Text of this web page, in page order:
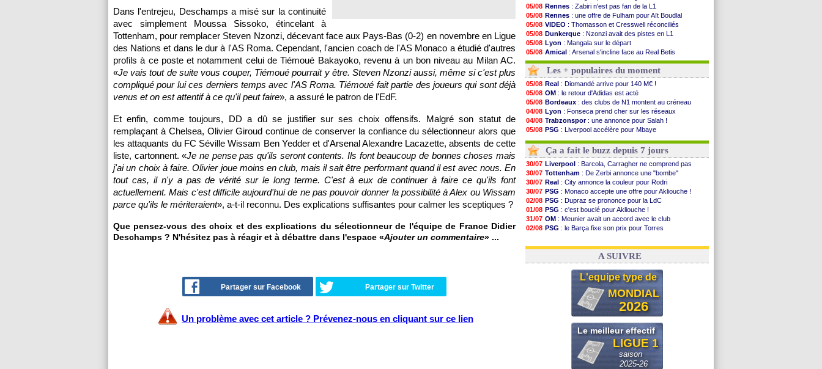
Dans l'entrejeu, Deschamps a misé sur la continuité
avec simplement Moussa Sissoko, étincelant à
Tottenham, pour remplacer Steven Nzonzi, décevant face aux Pays-Bas (0-2) en novembre en Ligue
des Nations et dans le dur à l'AS Roma. Cependant, l'ancien coach de l'AS Monaco a étudié d'autres
profils à ce poste et notamment celui de Tiémoué Bakayoko, revenu à un bon niveau au Milan AC.
«Je vais tout de suite vous couper, Tiémoué pourrait y être. Steven Nzonzi aussi, même si c'est plus
compliqué pour lui ces derniers temps avec l'AS Roma. Tiémoué fait partie des joueurs qui sont déjà
venus et on est attentif à ce qu'il peut faire», a assuré le patron de l'EdF.
Et enfin, comme toujours, DD a dû se justifier sur ses choix offensifs. Malgré son statut de
remplaçant à Chelsea, Olivier Giroud continue de conserver la confiance du sélectionneur alors que
les attaquants du FC Séville Wissam Ben Yedder et d'Arsenal Alexandre Lacazette, absents de cette
liste, cartonnent. «Je ne pense pas qu'ils seront contents. Ils font beaucoup de bonnes choses mais
j'ai un choix à faire. Olivier joue moins en club, mais il sait être performant quand il est avec nous. En
tout cas, il n'y a pas de vérité sur le long terme. C'est à eux de continuer à faire ce qu'ils font
actuellement. Mais c'est difficile aujourd'hui de ne pas pouvoir donner la possibilité à Alex ou Wissam
parce qu'ils le mériteraient», a-t-il reconnu. Des explications suffisantes pour calmer les sceptiques ?
Que pensez-vous des choix et des explications du sélectionneur de l'équipe de France Didier
Deschamps ? N'hésitez pas à réagir et à débattre dans l'espace «Ajouter un commentaire» ...
Partager sur Facebook Partager sur Twitter
Un problème avec cet article ? Prévenez-nous en cliquant sur ce lien
05/08 Rennes : Zabiri n'est pas fan de la L1
05/08 Rennes : une offre de Fulham pour Aït Boudlal
05/08 VIDEO : Thomasson et Cresswell réconciliés
05/08 Dunkerque : Nzonzi avait des pistes en L1
05/08 Lyon : Mangala sur le départ
05/08 Amical : Arsenal s'incline face au Real Betis
05/08 Amical: lourde défaite pour le PSG
05/08
Man City: Maresca flou pour Reijnders
05/08 LdC: Fenerbahçe prend une belle option
05/08 Al-Diriyah: Mbemba arrive libre (officiel)
05/08 Atletico: le plan d'Alvarez à son retour
05/08 Amical: premier succès pour Brest
05/08 VIDEO: le joli but de Greenwood avec le Fener !
05/08 CdM 2030: une promesse d'Infantino au Maroc ...
05/08 PSG : la compo pour le premier match amical
05/08 Newcastle: Jaissle est le nouveau coach (off.)
05/08
Real: une nouvelle offre pour Vinicius
05/08 Amical: l'OM domine Al-Shahaniya
05/08 Monaco: Cabral a prolongé (officiel)
05/08 Atletico: Molina va signer à la Roma
05/08 Real : Diomandé arrive pour 140 M€ !
05/08 Arsenal: Havertz en veut encore plus
Voir les brèves précédentes
Les + populaires du moment
05/08 Real : Diomandé arrive pour 140 M€ !
05/08 OM : le retour d'Adidas est acté
05/08 Bordeaux : des clubs de N1 montent au créneau
04/08 Lyon : Fonseca prend cher sur les réseaux
04/08 Trabzonspor : une annonce pour Salah !
05/08 PSG : Liverpool accélère pour Mbaye
04/08
Nice: 3 joueurs écartés du groupe pro
Ça a fait le buzz depuis 7 jours
30/07 Liverpool : Barcola, Carragher ne comprend pas
30/07 Tottenham : De Zerbi annonce une "bombe"
30/07 Real : City annonce la couleur pour Rodri
30/07 PSG : Monaco accepte une offre pour Akliouche !
02/08 PSG : Dupraz se prononce pour la LdC
01/08 PSG : c'est bouclé pour Akliouche !
31/07 OM : Meunier avait un accord avec le club
02/08 PSG : le Barça fixe son prix pour Torres
01/08 Barça: Torres souhaite rejoindre le PSG !
A SUIVRE
L'equipe type de
MONDIAL
2026
Le meilleur effectif
LIGUE 1
saison
2025-26